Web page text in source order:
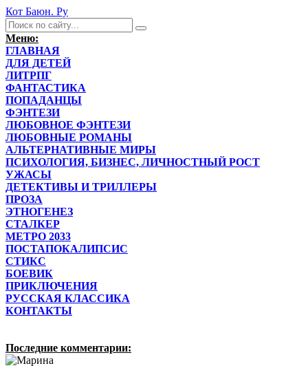
Кот Баюн. Ру
Меню:
ГЛАВНАЯ
ДЛЯ ДЕТЕЙ
ЛИТРПГ
ФАНТАСТИКА
ПОПАДАНЦЫ
ФЭНТЕЗИ
ЛЮБОВНОЕ ФЭНТЕЗИ
ЛЮБОВНЫЕ РОМАНЫ
АЛЬТЕРНАТИВНЫЕ МИРЫ
ПСИХОЛОГИЯ, БИЗНЕС, ЛИЧНОСТНЫЙ РОСТ
УЖАСЫ
ДЕТЕКТИВЫ И ТРИЛЛЕРЫ
ПРОЗА
ЭТНОГЕНЕЗ
СТАЛКЕР
МЕТРО 2033
ПОСТАПОКАЛИПСИС
СТИКС
БОЕВИК
ПРИКЛЮЧЕНИЯ
РУССКАЯ КЛАССИКА
КОНТАКТЫ
Последние комментарии: